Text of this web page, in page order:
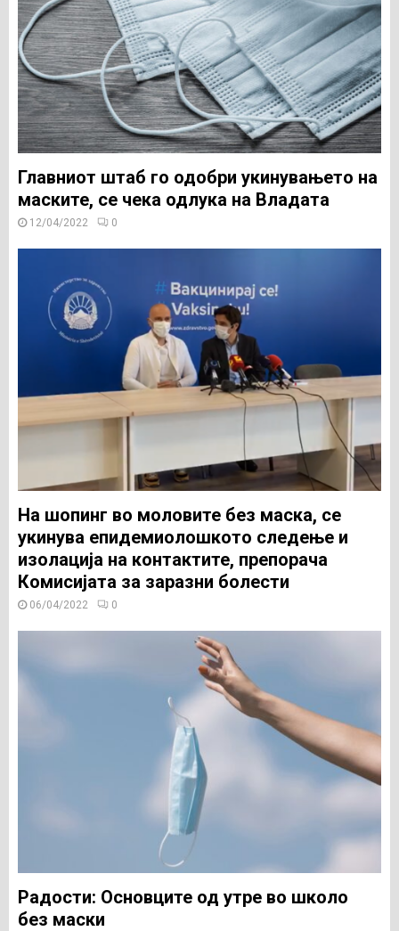
Главниот штаб го одобри укинувањето на
маските, се чека одлука на Владата
12/04/2022 0
На шопинг во моловите без маска, се
укинува епидемиолошкото следење и
изолација на контактите, препорача
Комисијата за заразни болести
06/04/2022 0
Радости: Основците од утре во школо
без маски